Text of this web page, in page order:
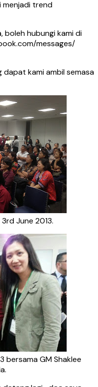
menjadi trend
boleh hubungi kami di
messages/
kami ambil semasa
June 2013.
bersama GM Shaklee